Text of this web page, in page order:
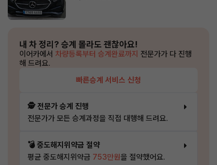
내 차 정리? 승계 몰라도 괜찮아요!
이어카에서 차량등록부터 승계완료까지 전문가가 다 진행
해 드려요.
빠른승계 서비스 신청
🕵️ 전문가 승계 진행
전문가가 모든 승계과정을 직접 대행해 드려요.
💣 중도해지위약금 절약
평균 중도해지위약금 753만원을 절약했어요.